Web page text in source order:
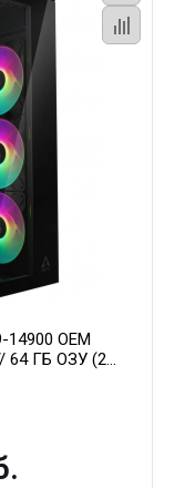
OEM
64 ГБ ОЗУ (2
384-Bit 3xDP